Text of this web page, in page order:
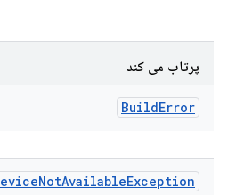
پرتاب می کند
BuildError
NotAvailableException